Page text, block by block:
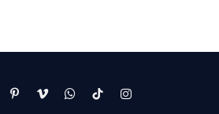
PinterestVimeoWhatsApp
TikTokInstagram